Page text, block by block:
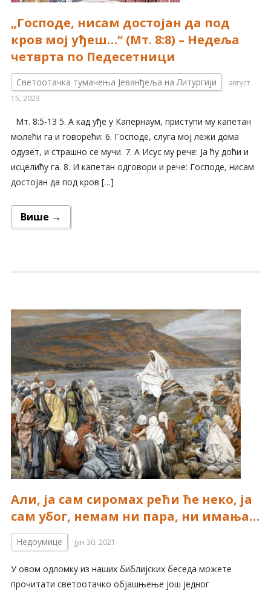
„Господе, нисам достојан да под
кров мој уђеш…“ (Мт. 8:8) – Недеља
четврта по Педесетници
Светоотачка тумачења Јеванђеља на Литургији
август
15, 2023
Мт. 8:5-13 5. А кад уђе у Капернаум, приступи му капетан
молећи га и говорећи: 6. Господе, слуга мој лежи дома
одузет, и страшно се мучи. 7. А Исус му рече: Ја ћу доћи и
исцелићу га. 8. И капетан одговори и рече: Господе, нисам
достојан да под кров […]
Више →
Али, ја сам сиромах рећи ће неко, ја
сам убог, немам ни пара, ни имања…
Недоумице јун 30, 2021
У овом одломку из наших библијских беседа можете
прочитати светоотачко објашњење још једног